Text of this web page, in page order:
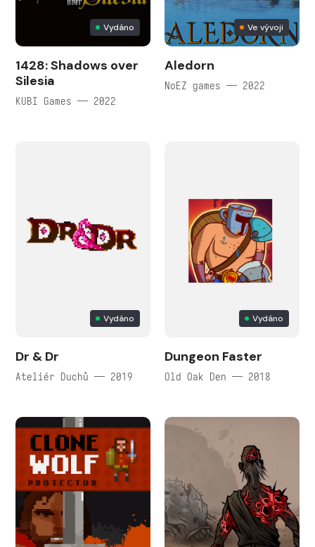
Vydáno
1428: Shadows over
Silesia
KUBI Games — 2022
Ve vývoji
Aledorn
NoEZ games — 2022
Vydáno
Dr & Dr
Ateliér Duchů — 2019
Vydáno
Dungeon Faster
Old Oak Den — 2018